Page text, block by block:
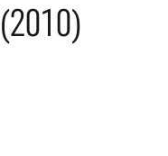
(2010)